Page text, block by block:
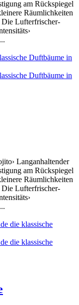
am Rückspiegel
Räumlichkeiten
Die Lufterfrischer-
Langanhaltender
am Rückspiegel
Räumlichkeiten
Die Lufterfrischer-